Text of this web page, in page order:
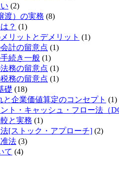
(2)
渡）の実務 (8)
？ (1)
リットとデメリット (1)
計の留意点 (1)
続き一般 (1)
務の留意点 (1)
務の留意点 (1)
礎 (18)
企業価値算定のコンセプト (1)
ト・キャッシュ・フロー法（
と実務 (1)
[ストック・アプローチ] (2)
法 (3)
て (4)